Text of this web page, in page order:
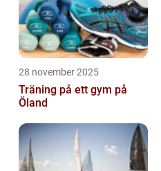
28 november 2025
Träning på ett gym på
Öland